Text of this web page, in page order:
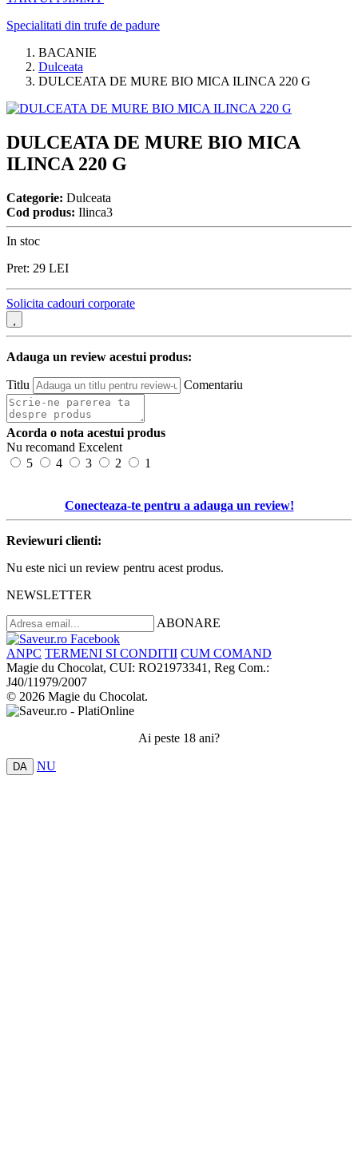
Specialitati din trufe de padure
BACANIE
Dulceata
DULCEATA DE MURE BIO MICA ILINCA 220 G
DULCEATA DE MURE BIO MICA
ILINCA 220 G
Categorie: Dulceata
Cod produs: Ilinca3
In stoc
Pret: 29 LEI
Solicita cadouri corporate
Adauga un review acestui produs:
Titlu Comentariu
Acorda o nota acestui produs
Nu recomand Excelent
5
4 3 2 1
Conecteaza-te pentru a adauga un review!
Reviewuri clienti:
Nu este nici un review pentru acest produs.
NEWSLETTER
ABONARE
ANPC TERMENI SI CONDITII CUM COMAND
Magie du Chocolat, CUI: RO21973341, Reg Com.:
J40/11979/2007
© 2026 Magie du Chocolat.
Ai peste 18 ani?
DA NU